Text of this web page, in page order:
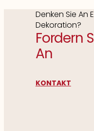
Denken Sie An
Dekoration?
Fordern
An
KONTAKT